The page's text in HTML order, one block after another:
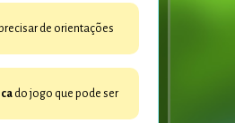
de orientações
do jogo que pode ser